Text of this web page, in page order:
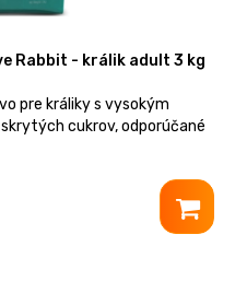
Rabbit - králik adult 3 kg
pre králiky s vysokým
cukrov, odporúčané